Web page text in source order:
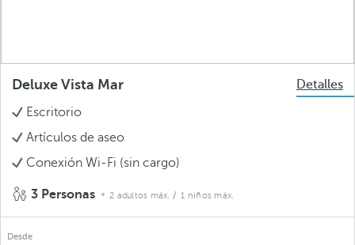
Deluxe Vista Mar
Detalles
Escritorio
Artículos de aseo
Conexión Wi-Fi (sin cargo)
3 Personas 2 adultos máx. / 1 niños máx.
Desde